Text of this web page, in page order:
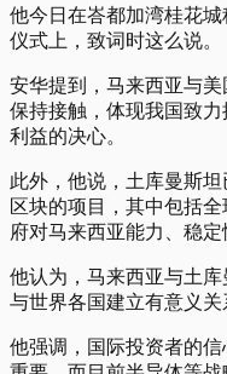
他今日在峇都加湾桂花
仪式上，致词时这么说。
安华提到，马来西亚与
保持接触，体现我国致
利益的决心。
此外，他说，土库曼斯
区块的项目，其中包括
府对马来西亚能力、稳定
他认为，马来西亚与土
与世界各国建立有意义关
他强调，国际投资者的